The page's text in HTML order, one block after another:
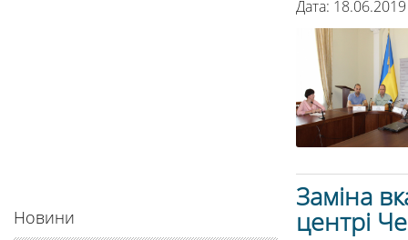
Дата:
Заміна
центрі
Новини